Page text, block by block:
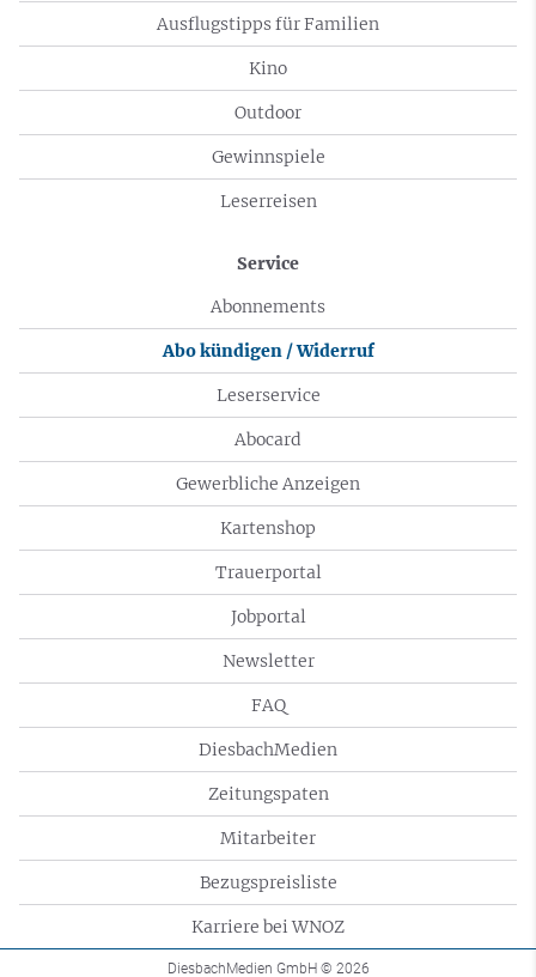
Ausflugstipps für Familien
Kino
Outdoor
Gewinnspiele
Leserreisen
Service
Abonnements
Abo kündigen / Widerruf
Leserservice
Abocard
Gewerbliche Anzeigen
Kartenshop
Trauerportal
Jobportal
Newsletter
FAQ
DiesbachMedien
Zeitungspaten
Mitarbeiter
Bezugspreisliste
Karriere bei WNOZ
DiesbachMedien GmbH © 2026